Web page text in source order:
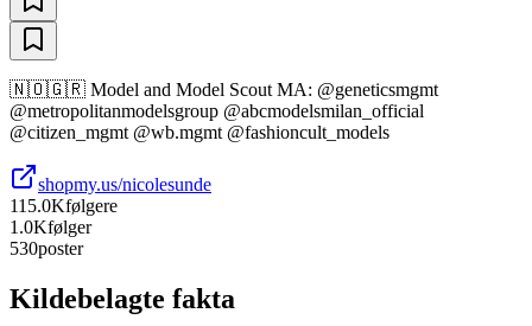
🇳🇴🇬🇷 Model and Model Scout MA: @geneticsmgmt
@metropolitanmodelsgroup @abcmodelsmilan_official
@citizen_mgmt @wb.mgmt @fashioncult_models
shopmy.us/nicolesunde
115.0Kfølgere
1.0Kfølger
530poster
Kildebelagte fakta